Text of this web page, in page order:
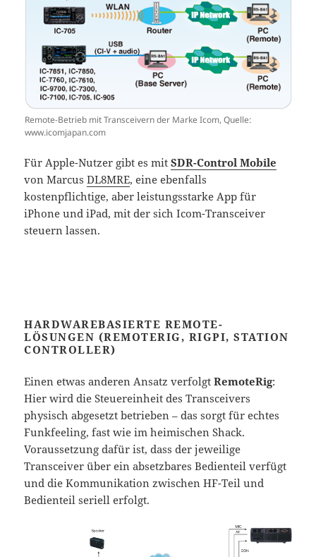
Remote-Betrieb mit Transceivern der Marke Icom, Quelle:
www.icomjapan.com
Für Apple-Nutzer gibt es mitSDR-Control Mobile
von MarcusDL8MRE, eine ebenfalls
kostenpflichtige, aber leistungsstarke App für
iPhone und iPad, mit der sich Icom-Transceiver
steuern lassen.
HARDWAREBASIERTE REMOTE-
LÖSUNGEN (REMOTERIG, RIGPI, STATION
CONTROLLER)
Einen etwas anderen Ansatz verfolgtRemoteRig:
Hier wird die Steuereinheit des Transceivers
physisch abgesetzt betrieben – das sorgt für echtes
Funkfeeling, fast wie im heimischen Shack.
Voraussetzung dafür ist, dass der jeweilige
Transceiver über ein absetzbares Bedienteil verfügt
und die Kommunikation zwischen HF-Teil und
Bedienteil seriell erfolgt.